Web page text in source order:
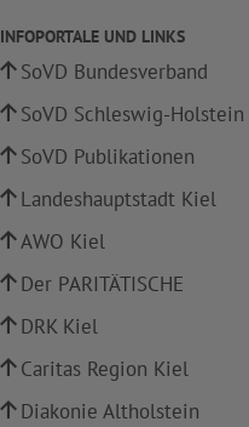
INFOPORTALE UND LINKS
SoVD Bundesverband
SoVD Schleswig-Holstein
SoVD Publikationen
Landeshauptstadt Kiel
AWO Kiel
Der PARITÄTISCHE
DRK Kiel
Caritas Region Kiel
Diakonie Altholstein